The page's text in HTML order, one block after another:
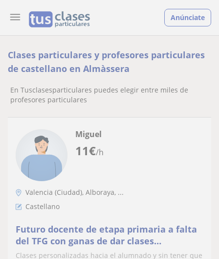
Anúnciate
Clases particulares y profesores particulares
de castellano en Almàssera
En Tusclasesparticulares puedes elegir entre miles de
profesores particulares
11€/h
Miguel
Valencia (Ciudad), Alboraya, ...
Castellano
Futuro docente de etapa primaria a falta
del TFG con ganas de dar clases
particulares
Clases personalizadas hacia el alumnado y sin tener que